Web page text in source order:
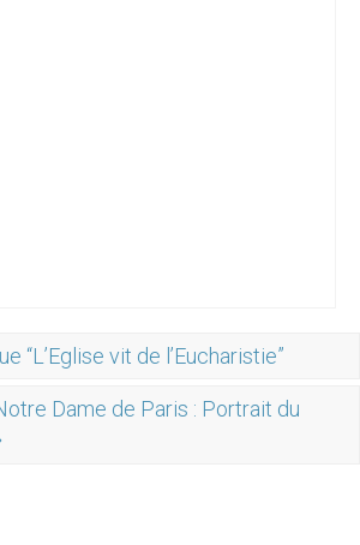
“L’Eglise vit de l’Eucharistie”
Dame de Paris : Portrait du